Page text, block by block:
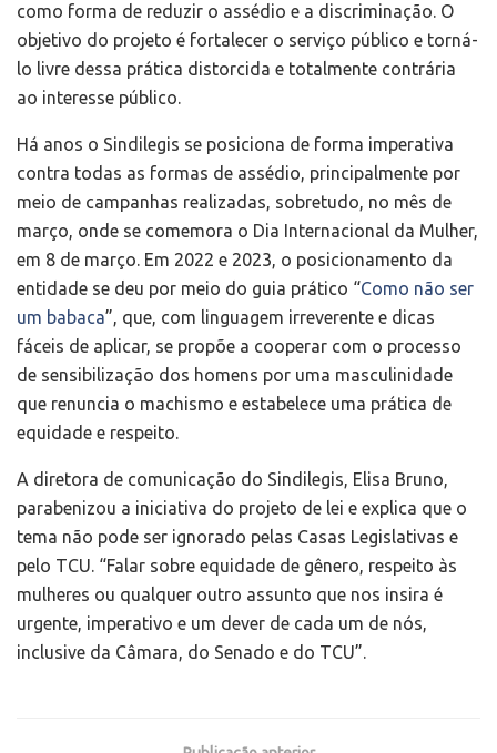
como forma de reduzir o assédio e a discriminação. O
objetivo do projeto é fortalecer o serviço público e torná-
lo livre dessa prática distorcida e totalmente contrária
ao interesse público.
Há anos o Sindilegis se posiciona de forma imperativa
contra todas as formas de assédio, principalmente por
meio de campanhas realizadas, sobretudo, no mês de
março, onde se comemora o Dia Internacional da Mulher,
em 8 de março. Em 2022 e 2023, o posicionamento da
entidade se deu por meio do guia prático “Como não ser
um babaca”, que, com linguagem irreverente e dicas
fáceis de aplicar, se propõe a cooperar com o processo
de sensibilização dos homens por uma masculinidade
que renuncia o machismo e estabelece uma prática de
equidade e respeito.
A diretora de comunicação do Sindilegis, Elisa Bruno,
parabenizou a iniciativa do projeto de lei e explica que o
tema não pode ser ignorado pelas Casas Legislativas e
pelo TCU. “Falar sobre equidade de gênero, respeito às
mulheres ou qualquer outro assunto que nos insira é
urgente, imperativo e um dever de cada um de nós,
inclusive da Câmara, do Senado e do TCU”.